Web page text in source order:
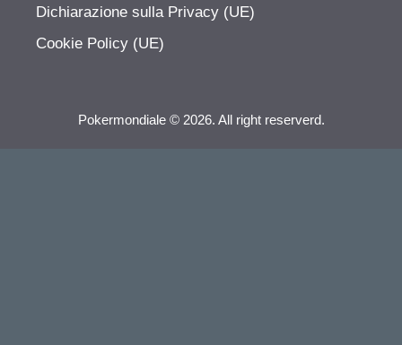
Dichiarazione sulla Privacy (UE)
Cookie Policy (UE)
Pokermondiale © 2026. All right reserverd.